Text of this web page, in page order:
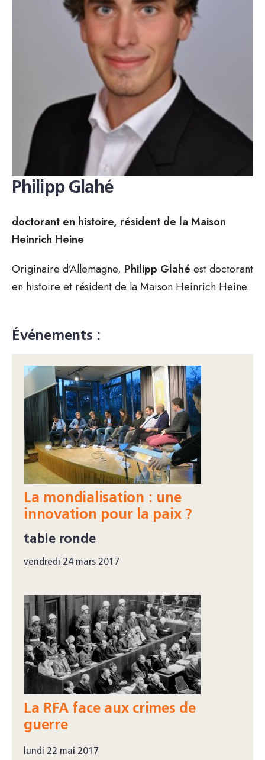
Philipp Glahé
doctorant en histoire, résident de la Maison
Heinrich Heine
Originaire d’Allemagne, Philipp Glahé est doctorant
en histoire et résident de la Maison Heinrich Heine.
Événements :
La mondialisation : une
innovation pour la paix ?
table ronde
vendredi 24 mars 2017
La RFA face aux crimes de
guerre
lundi 22 mai 2017